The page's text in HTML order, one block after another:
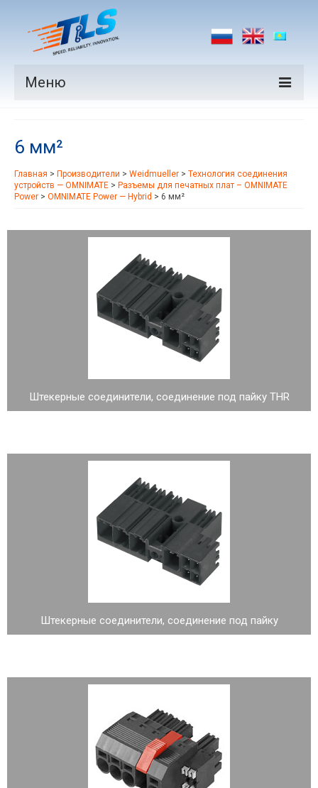
Меню
Производители
Рынки
6 мм²
Главная > Производители > Weidmueller > Технология соединения
устройств — OMNIMATE > Разъемы для печатных плат – OMNIMATE
Power > OMNIMATE Power — Hybrid > 6 мм²
Штекерные соединители, соединение под пайку THR
Штекерные соединители, соединение под пайку